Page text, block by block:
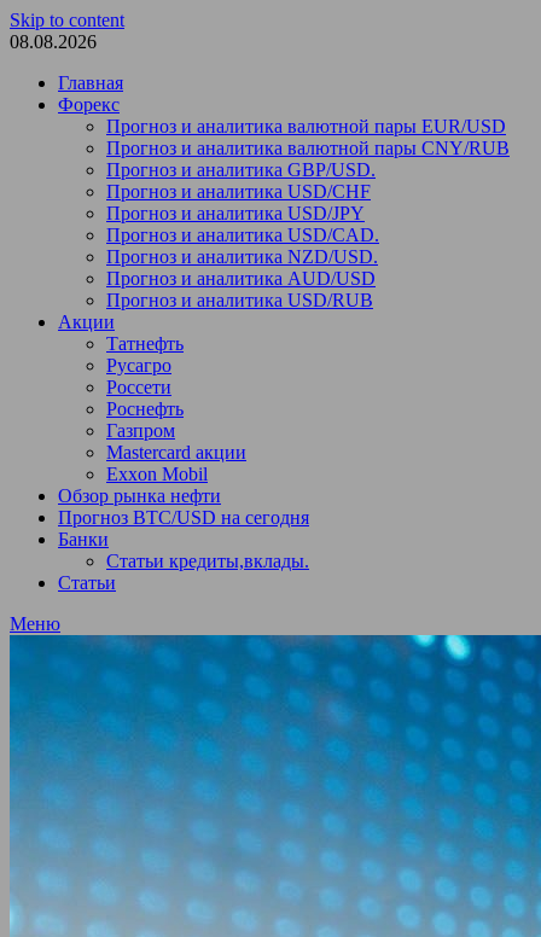
Skip to content
08.08.2026
Главная
Форекс
Прогноз и аналитика валютной пары EUR/USD
Прогноз и аналитика валютной пары CNY/RUB
Прогноз и аналитика GBP/USD.
Прогноз и аналитика USD/CHF
Прогноз и аналитика USD/JPY
Прогноз и аналитика USD/CAD.
Прогноз и аналитика NZD/USD.
Прогноз и аналитика AUD/USD
Прогноз и аналитика USD/RUB
Акции
Татнефть
Русагро
Россети
Роснефть
Газпром
Mastercard акции
Exxon Mobil
Обзор рынка нефти
Прогноз BTC/USD на сегодня
Банки
Статьи кредиты,вклады.
Статьи
Меню